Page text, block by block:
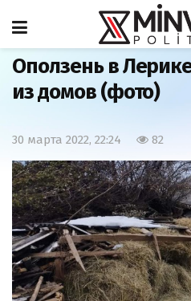
Главная Общество
Оползень в
из домов (фото)
30 марта 2022, 22:24 82